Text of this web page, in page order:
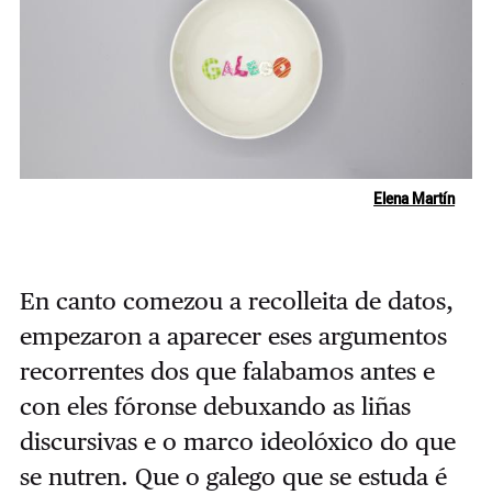
Elena Martín
En canto comezou a recolleita de datos,
empezaron a aparecer eses argumentos
recorrentes dos que falabamos antes e
con eles fóronse debuxando as liñas
discursivas e o marco ideolóxico do que
se nutren. Que o galego que se estuda é